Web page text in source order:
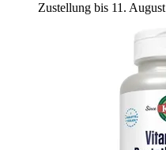
Zustellung bis 11. August